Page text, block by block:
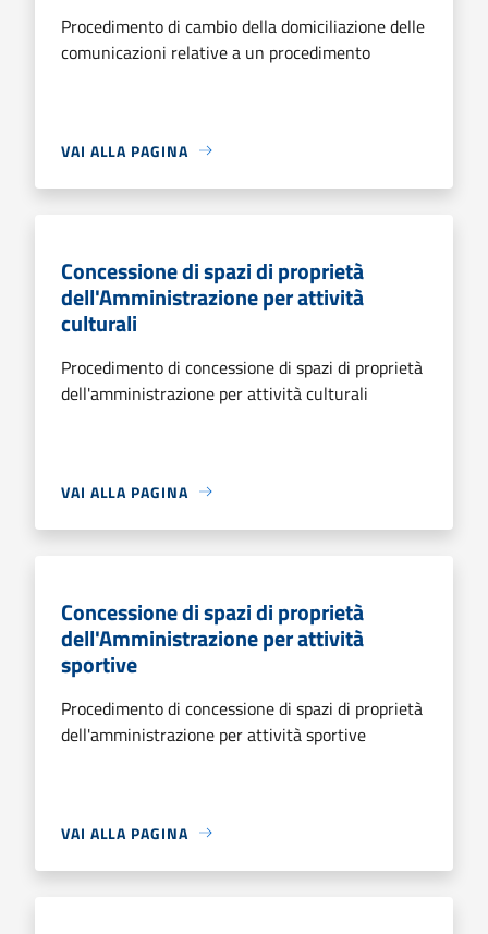
Procedimento di cambio della domiciliazione delle
comunicazioni relative a un procedimento
VAI ALLA PAGINA
Concessione di spazi di proprietà
dell'Amministrazione per attività
culturali
Procedimento di concessione di spazi di proprietà
dell'amministrazione per attività culturali
VAI ALLA PAGINA
Concessione di spazi di proprietà
dell'Amministrazione per attività
sportive
Procedimento di concessione di spazi di proprietà
dell'amministrazione per attività sportive
VAI ALLA PAGINA